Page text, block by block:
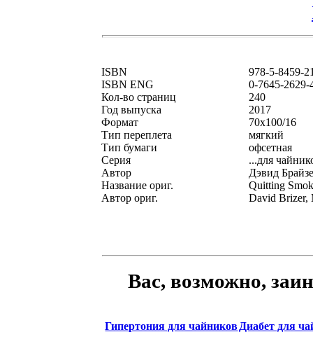
ISBN
978-5-8459-
ISBN ENG
0-7645-2629-
Кол-во страниц
240
Год выпуска
2017
Формат
70x100/16
Тип переплета
мягкий
Тип бумаги
офсетная
Серия
...для
Автор
Дэвид
Название ориг.
Quitting
Автор ориг.
David Brizer,
Вас, возможно,
Гипертония для чайников Диабет для